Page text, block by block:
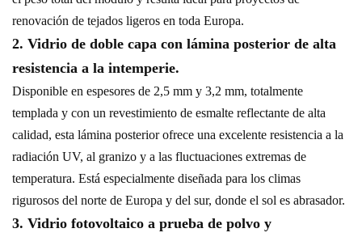
renovación de tejados ligeros en toda Europa.
2. Vidrio de doble capa con lámina posterior de alta
resistencia a la intemperie.
Disponible en espesores de 2,5 mm y 3,2 mm, totalmente
templada y con un revestimiento de esmalte reflectante de alta
calidad, esta lámina posterior ofrece una excelente resistencia a la
radiación UV, al granizo y a las fluctuaciones extremas de
temperatura. Está especialmente diseñada para los climas
rigurosos del norte de Europa y del sur, donde el sol es abrasador.
3. Vidrio fotovoltaico a prueba de polvo y